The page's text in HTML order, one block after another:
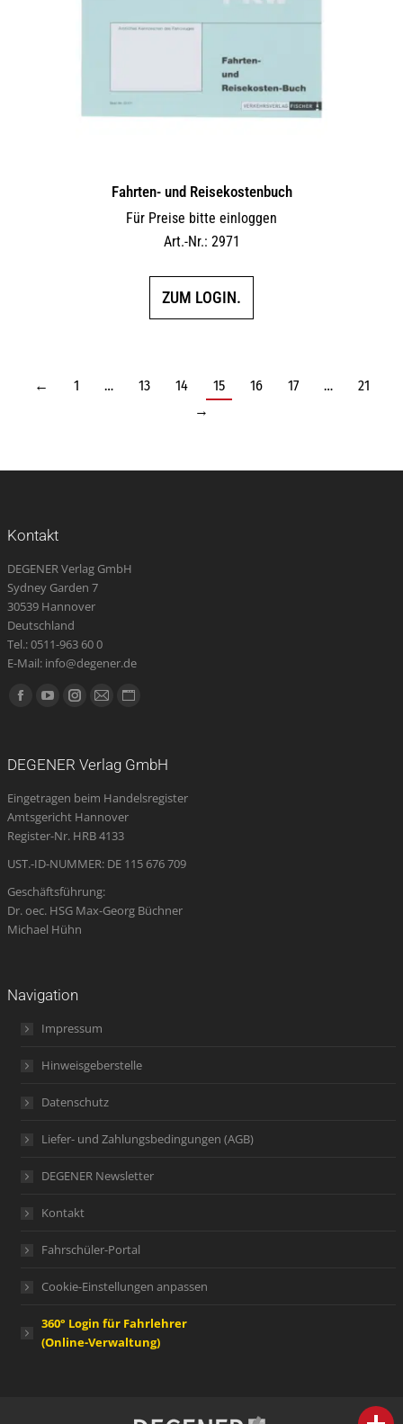
Fahrten- und Reisekostenbuch
Für Preise bitte einloggen
Art.-Nr.: 2971
ZUM LOGIN.
← 1 … 13 14 15 16 17 …
21
→
Kontakt
DEGENER Verlag GmbH
Sydney Garden 7
30539 Hannover
Deutschland
Tel.: 0511-963 60 0
E-Mail: info@degener.de
Finden Sie uns auf:
Facebook
new
window
YouTube
new
window
Instagram
new
window
E-
opens
in
new
Website
new
DEGENER Verlag GmbH
Eingetragen beim Handelsregister
Amtsgericht Hannover
Register-Nr. HRB 4133
UST.-ID-NUMMER: DE 115 676 709
Geschäftsführung:
Dr. oec. HSG Max-Georg Büchner
Michael Hühn
Navigation
Impressum
Hinweisgeberstelle
Datenschutz
Liefer- und Zahlungsbedingungen (AGB)
DEGENER Newsletter
Kontakt
Fahrschüler-Portal
Cookie-Einstellungen anpassen
360° Login für Fahrlehrer
(Online-Verwaltung)
person IHR FACHBERATER